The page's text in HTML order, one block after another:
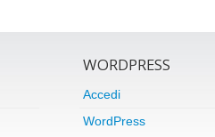
WORDPRESS
Accedi
WordPress